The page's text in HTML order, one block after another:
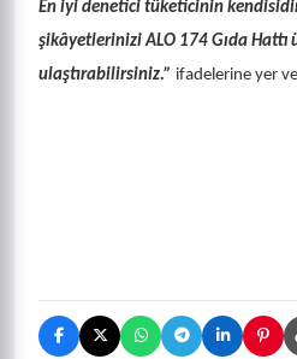
En iyi denetici tüketicinin
şikâyetlerinizi ALO 174 Gıda Hattı
ulaştırabilirsiniz.” ifadelerine yer